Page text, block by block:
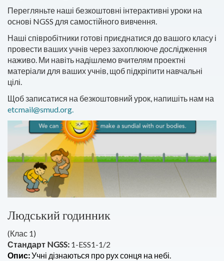
Перегляньте наші безкоштовні інтерактивні уроки на
основі NGSS для самостійного вивчення.
Наші співробітники готові приєднатися до вашого класу і
провести ваших учнів через захоплююче дослідження
наживо. Ми навіть надішлемо вчителям проектні
матеріали для ваших учнів, щоб підкріпити навчальні
цілі.
Щоб записатися на безкоштовний урок, напишіть нам на
etcmail@smud.org.
Людський годинник
(Клас 1)
Стандарт NGSS: 1-ESS1-1/2
Опис:Учні дізнаються про рух сонця на небі.